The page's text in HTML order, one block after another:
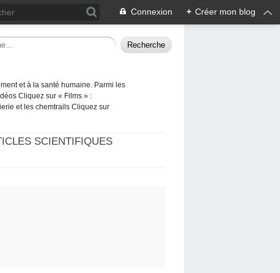
Connexion + Créer mon blog
et à la santé humaine. Parmi les
Cliquez sur « Films » :
et les chemtrails Cliquez sur
SCIENTIFIQUES